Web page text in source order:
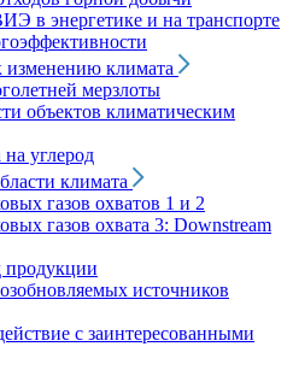
в энергетике и на транспорте
изменению климата
мерзлоты
объектов климатическим
углерод
климата
газов охватов 1 и 2
газов охвата 3: Downstream
продукции
источников
с заинтересованными